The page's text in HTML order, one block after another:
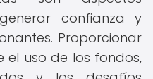
confianza y
Proporcionar
uso de los fondos,